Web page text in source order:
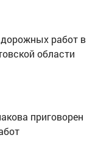
работ в
области
приговорен